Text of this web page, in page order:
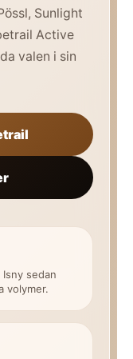
Sunlight
Active
valen i sin
sedan
volymer.